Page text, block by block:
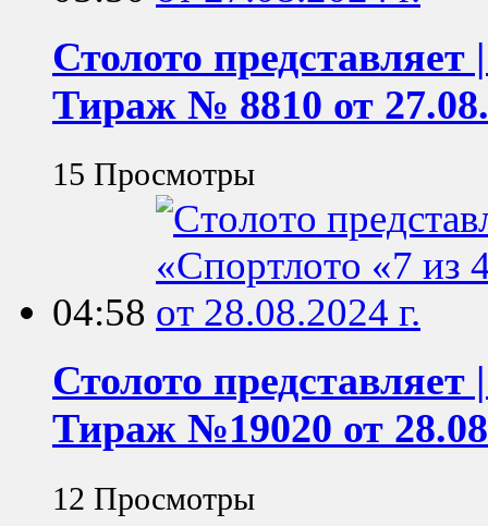
Столото представляет
Тираж № 8810 от
15 Просмотры
04:58
Столото представляет
Тираж №19020 от
12 Просмотры